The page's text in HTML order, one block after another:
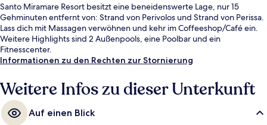
Santo Miramare Resort besitzt eine beneidenswerte Lage, nur 15
Gehminuten entfernt von: Strand von Perivolos und Strand von Perissa.
Lass dich mit Massagen verwöhnen und kehr im Coffeeshop/Café ein.
Weitere Highlights sind 2 Außenpools, eine Poolbar und ein
Fitnesscenter.
Informationen zu den Rechten zur Stornierung
Weitere Infos zu dieser Unterkunft
Auf einen Blick